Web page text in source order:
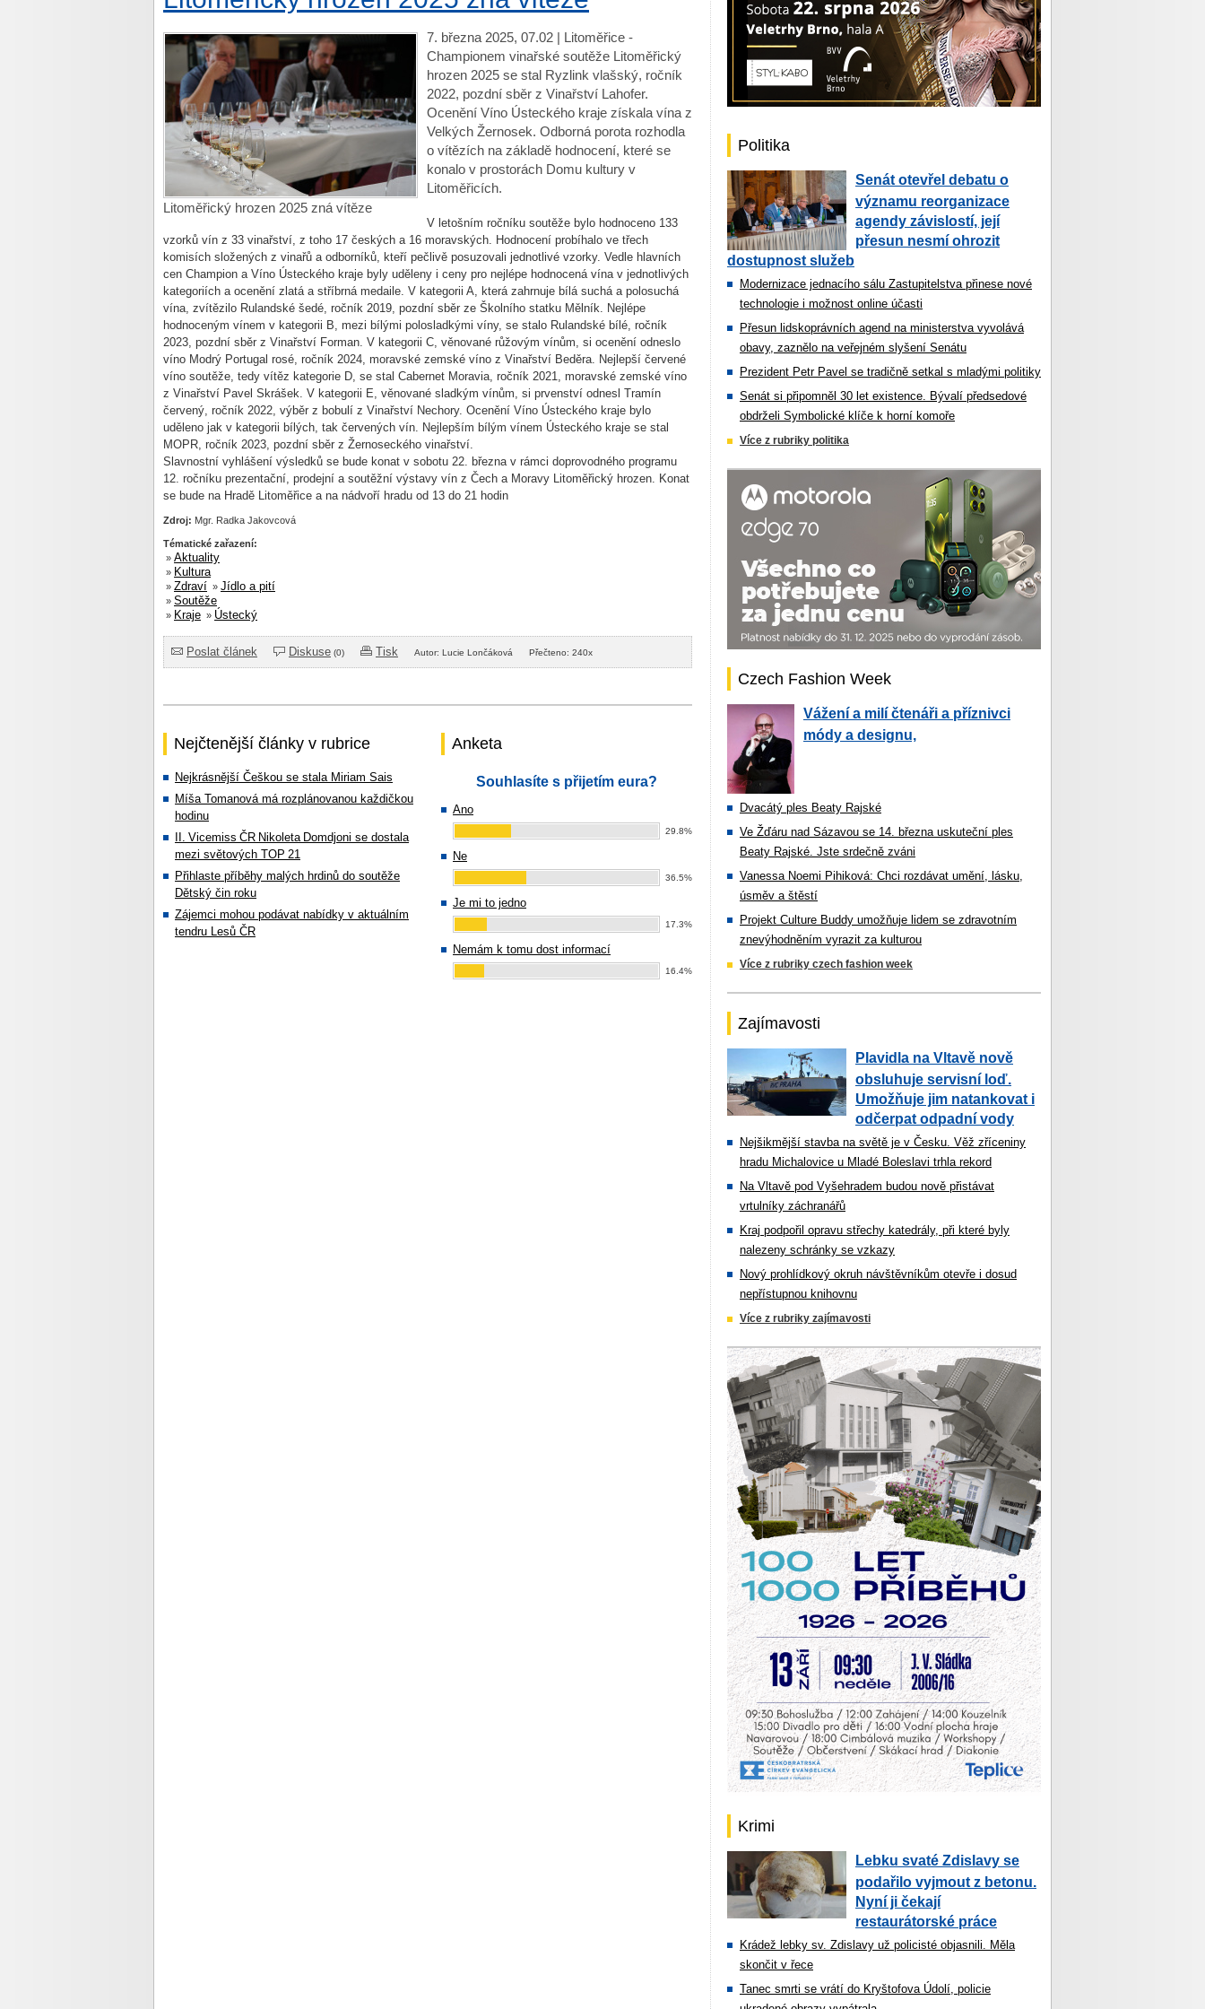
Litoměřický hrozen 2025 zná vítěze
7. března 2025, 07.02 | Litoměřice -
Championem vinařské soutěže Litoměřický
hrozen 2025 se stal Ryzlink vlašský, ročník
2022, pozdní sběr z Vinařství Lahofer.
Ocenění Víno Ústeckého kraje získala vína z
Velkých Žernosek. Odborná porota rozhodla
o vítězích na základě hodnocení, které se
konalo v prostorách Domu kultury v
Litoměřicích.
V letošním ročníku soutěže bylo hodnoceno 133
vzorků vín z 33 vinařství, z toho 17 českých a 16 moravských. Hodnocení probíhalo ve třech
komisích složených z vinařů a odborníků, kteří pečlivě posuzovali jednotlivé vzorky. Vedle hlavních
cen Champion a Víno Ústeckého kraje byly uděleny i ceny pro nejlépe hodnocená vína v jednotlivých
kategoriích a ocenění zlatá a stříbrná medaile. V kategorii A, která zahrnuje bílá suchá a polosuchá
vína, zvítězilo Rulandské šedé, ročník 2019, pozdní sběr ze Školního statku Mělník. Nejlépe
hodnoceným vínem v kategorii B, mezi bílými polosladkými víny, se stalo Rulandské bílé, ročník
2023, pozdní sběr z Vinařství Forman. V kategorii C, věnované růžovým vínům, si ocenění odneslo
víno Modrý Portugal rosé, ročník 2024, moravské zemské víno z Vinařství Beděra. Nejlepší červené
víno soutěže, tedy vítěz kategorie D, se stal Cabernet Moravia, ročník 2021, moravské zemské víno
z Vinařství Pavel Skrášek. V kategorii E, věnované sladkým vínům, si prvenství odnesl Tramín
červený, ročník 2022, výběr z bobulí z Vinařství Nechory. Ocenění Víno Ústeckého kraje bylo
uděleno jak v kategorii bílých, tak červených vín. Nejlepším bílým vínem Ústeckého kraje se stal
MOPR, ročník 2023, pozdní sběr z Žernoseckého vinařství.
Slavnostní vyhlášení výsledků se bude konat v sobotu 22. března v rámci doprovodného programu
12. ročníku prezentační, prodejní a soutěžní výstavy vín z Čech a Moravy Litoměřický hrozen. Konat
se bude na Hradě Litoměřice a na nádvoří hradu od 13 do 21 hodin
Zdroj: Mgr. Radka Jakovcová
Tématické zařazení:
» Aktuality
» Kultura
» Zdraví » Jídlo a pití
» Soutěže
» Kraje » Ústecký
Poslat článek Diskuse (0) Tisk Autor: Lucie Lončáková Přečteno: 240x
Nejčtenější články v rubrice
Nejkrásnější Češkou se stala Miriam Sais
Míša Tomanová má rozplánovanou každičkou
hodinu
II. Vicemiss ČR Nikoleta Domdjoni se dostala
mezi světových TOP 21
Přihlaste příběhy malých hrdinů do soutěže
Dětský čin roku
Zájemci mohou podávat nabídky v aktuálním
tendru Lesů ČR
Anketa
Souhlasíte s přijetím eura?
Ano
29.8%
Ne
36.5%
Je mi to jedno
17.3%
Nemám k tomu dost informací
16.4%
Politika
Senát otevřel debatu o
významu reorganizace
agendy závislostí, její
přesun nesmí ohrozit
dostupnost služeb
Modernizace jednacího sálu Zastupitelstva přinese nové
technologie i možnost online účasti
Přesun lidskoprávních agend na ministerstva vyvolává
obavy, zaznělo na veřejném slyšení Senátu
Prezident Petr Pavel se tradičně setkal s mladými politiky
Senát si připomněl 30 let existence. Bývalí předsedové
obdrželi Symbolické klíče k horní komoře
Více z rubriky politika
Czech Fashion Week
Vážení a milí čtenáři a příznivci
módy a designu,
Dvacátý ples Beaty Rajské
Ve Žďáru nad Sázavou se 14. března uskuteční ples
Beaty Rajské. Jste srdečně zváni
Vanessa Noemi Pihiková: Chci rozdávat umění, lásku,
úsměv a štěstí
Projekt Culture Buddy umožňuje lidem se zdravotním
znevýhodněním vyrazit za kulturou
Více z rubriky czech fashion week
Zajímavosti
Plavidla na Vltavě nově
obsluhuje servisní loď.
Umožňuje jim natankovat i
odčerpat odpadní vody
Nejšikmější stavba na světě je v Česku. Věž zříceniny
hradu Michalovice u Mladé Boleslavi trhla rekord
Na Vltavě pod Vyšehradem budou nově přistávat
vrtulníky záchranářů
Kraj podpořil opravu střechy katedrály, při které byly
nalezeny schránky se vzkazy
Nový prohlídkový okruh návštěvníkům otevře i dosud
nepřístupnou knihovnu
Více z rubriky zajímavosti
Krimi
Lebku svaté Zdislavy se
podařilo vyjmout z betonu.
Nyní ji čekají
restaurátorské práce
Krádež lebky sv. Zdislavy už policisté objasnili. Měla
skončit v řece
Tanec smrti se vrátí do Kryštofova Údolí, policie